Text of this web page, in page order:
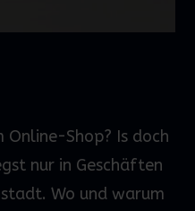
Online-Shop? Is doch
nur in Geschäften
Wo und warum